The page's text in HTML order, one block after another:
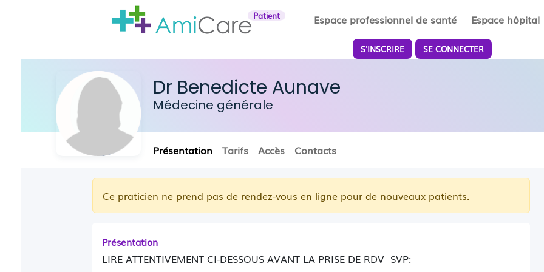
Patient Espace professionnel de santé Espace hôpital
S'INSCRIRE SE CONNECTER
Dr Benedicte Aunave
Médecine générale
Présentation Tarifs Accès Contacts
Ce praticien ne prend pas de rendez-vous en ligne pour de nouveaux patients.
Présentation
LIRE ATTENTIVEMENT CI-DESSOUS AVANT LA PRISE DE RDV SVP: